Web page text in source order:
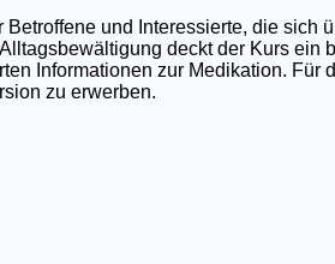
und Interessierte, die
deckt der Kurs
Informationen zur Medikation.
zu erwerben.